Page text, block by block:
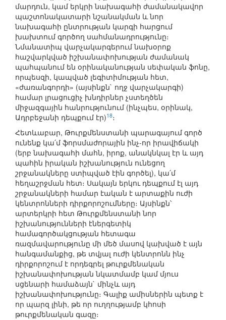
մարդուն, կամ երկրի նախագահի ժամանակավոր
պաշտոնակատարի նշանակման և նոր
նախագահի ընտրության կարգի հարցում
խախտում գործող սահմանադրությունը։
Նմանատիպ վարչակարգերում նախօրոք
հաշվարկված իշխանափոխության ժամանակ
պահպանում են օրինականության սեփական ֆոնը,
որպեսզի, կապված լեգիտիմության հետ,
«ժառանգորդի» (այսինքն` ողջ վարչակարգի)
համար լրացուցիչ խնդիրներ չստեղծեն
միջազգային հանրությունում (ինչպես, օրինակ,
Ադրբեջանի դեպքում էր)18։
Հետևաբար, Թուրքմենստանի պարագայում գործ
ունենք կա՛մ ֆորսմաժորային ինչ-որ իրավիճակի
(երբ նախագահի մահն, իրոք, անակնկալ էր և այդ
պահին իրական իշխանություն ունեցող
շրջանակները ստիպված էին գործել), կա՛մ
հեղաշրջման հետ։ Սակայն երկու դեպքում էլ այդ
շրջանակների համար էական է արտաքին ուժի
կենտրոնների դիրքորոշումները։ Այսինքն՝
արտերկրի հետ Թուրքմենստանի նոր
իշխանությունների էներգետիկ
համագործակցության հետագա
ռազմավարությունը մի մեծ մասով կախված է այն
հանգամանքից, թե տվյալ ուժի կենտրոնն ինչ
դիրքորոշում է որդեգրել թուրքմենական
իշխանափոխության նկատմամբ կամ մյուս
սցենարի համաձայն` մինչև այդ
իշխանափոխությունը։ Գալիք ամիսներին պետք է
որ պարզ լինի, թե որ ուղղությամբ կհոսի
թուրքմենական գազը։